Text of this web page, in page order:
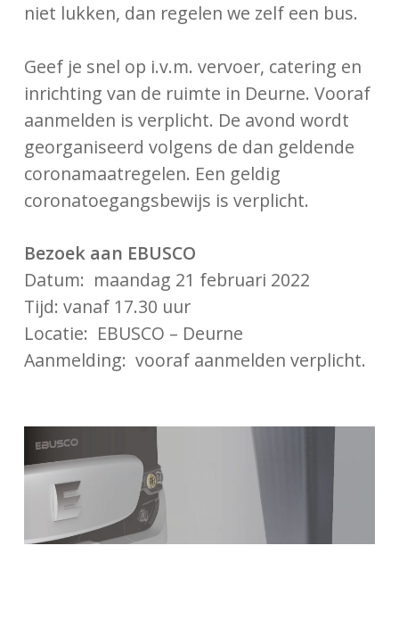
niet lukken, dan regelen we zelf een bus.
Geef je snel op i.v.m. vervoer, catering en
inrichting van de ruimte in Deurne. Vooraf
aanmelden is verplicht. De avond wordt
georganiseerd volgens de dan geldende
coronamaatregelen. Een geldig
coronatoegangsbewijs is verplicht.
Bezoek aan EBUSCO
Datum: maandag 21 februari 2022
Tijd: vanaf 17.30 uur
Locatie: EBUSCO – Deurne
Aanmelding: vooraf aanmelden verplicht.